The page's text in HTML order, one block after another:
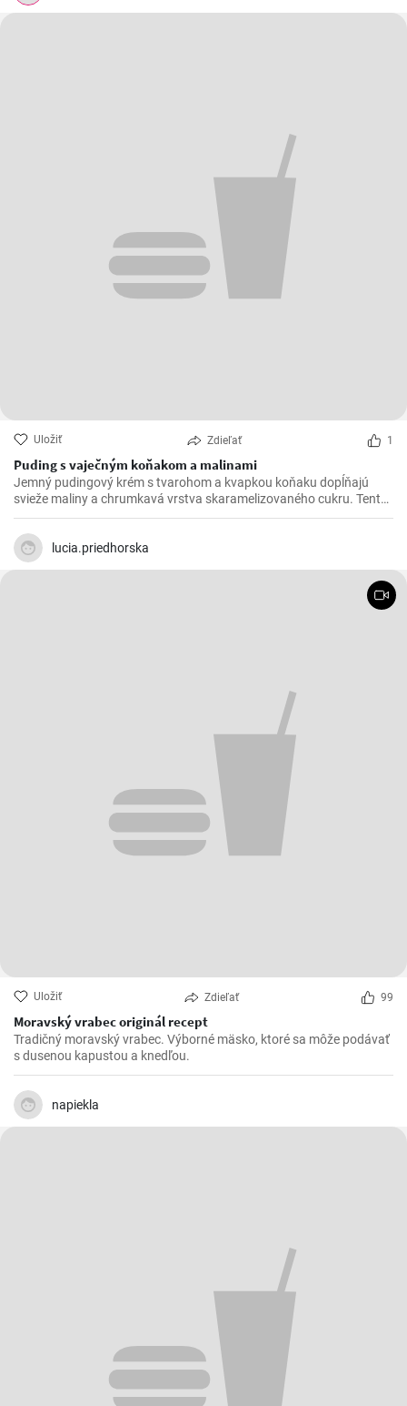
Uložiť Zdieľať 1
Puding s vaječným koňakom a malinami
Jemný pudingový krém s tvarohom a kvapkou koňaku dopĺňajú
svieže maliny a chrumkavá vrstva skaramelizovaného cukru. Tento
rýchly dezert na lyžičku očarí elegantným vzhľadom aj príjemnou
krémovosťou, ovocnou sviežosťou a sladkým chrumknutím
karamelu.lucia.priedhorska
Uložiť Zdieľať 99
Moravský vrabec originál recept
Tradičný moravský vrabec. Výborné mäsko, ktoré sa môže podávať
s dusenou kapustou a knedľou.
napiekla